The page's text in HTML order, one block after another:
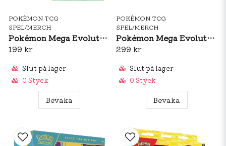
POKÉMON TCG
SPEL/MERCH
Pokémon Mega Evolutions: Ascended Heroes Enhanced 2-Pack Blister
199 kr
Slut på lager
0 Styck
Bevaka
POKÉMON TCG
SPEL/MERCH
Pokémon Mega Evolutions: Ascended Heroes Tech Sticker Collection
299 kr
Slut på lager
0 Styck
Bevaka